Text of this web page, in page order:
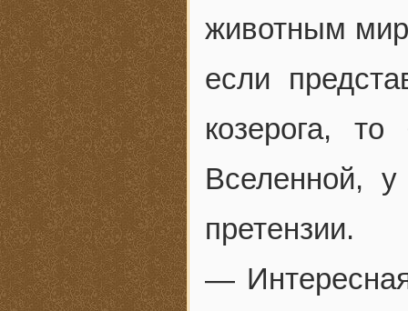
животным
если
козерога,
Вселенной,
претензии.
—